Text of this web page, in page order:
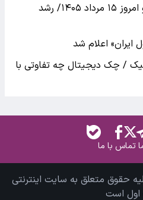
نرخ ارز دلار، طلا سکه و یورو امروز ۱۵ مرداد ۱۴۰۵/ رشد
ایران» اعلام شد
/ چک دیجیتال چه تفاوتی با
تماس با ما
حقوق متعلق به سایت اینترنتی
اول است